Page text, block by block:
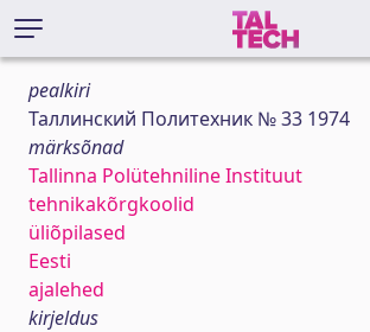
pealkiri
Таллинский Политехник № 33 1974
märksõnad
Tallinna Polütehniline Instituut
tehnikakõrgkoolid
üliõpilased
Eesti
ajalehed
kirjeldus